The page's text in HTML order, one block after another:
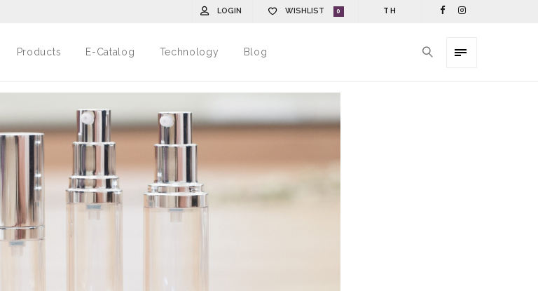
TH
0
WISHLIST
LOGIN
Products E-Catalog Technology Blog